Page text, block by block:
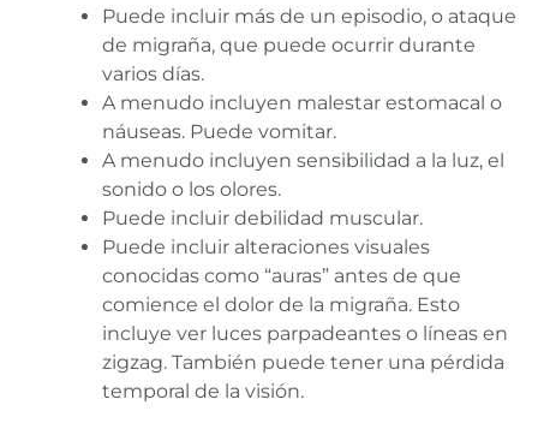
Puede incluir más de un episodio, o ataque
de migraña, que puede ocurrir durante
varios días.
A menudo incluyen malestar estomacal o
náuseas. Puede vomitar.
A menudo incluyen sensibilidad a la luz, el
sonido o los olores.
Puede incluir debilidad muscular.
Puede incluir alteraciones visuales
conocidas como “auras” antes de que
comience el dolor de la migraña. Esto
incluye ver luces parpadeantes o líneas en
zigzag. También puede tener una pérdida
temporal de la visión.